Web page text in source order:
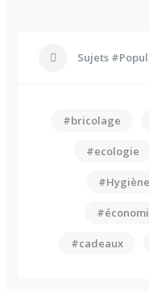
Sujets
#bricolage
#ecologie
#Hygiène
#cadeaux